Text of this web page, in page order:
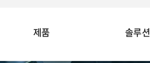
제품 솔루션